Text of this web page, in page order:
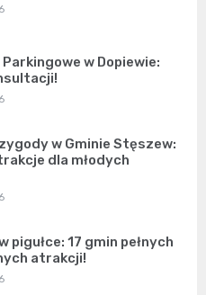
w Dopiewie:
w Gminie Stęszew:
dla młodych
pigułce: 17 gmin pełnych
atrakcji!